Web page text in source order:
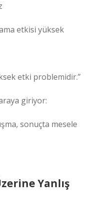
etkisi yüksek
etki problemidir.”
giriyor:
sonuçta mesele
Yanlış